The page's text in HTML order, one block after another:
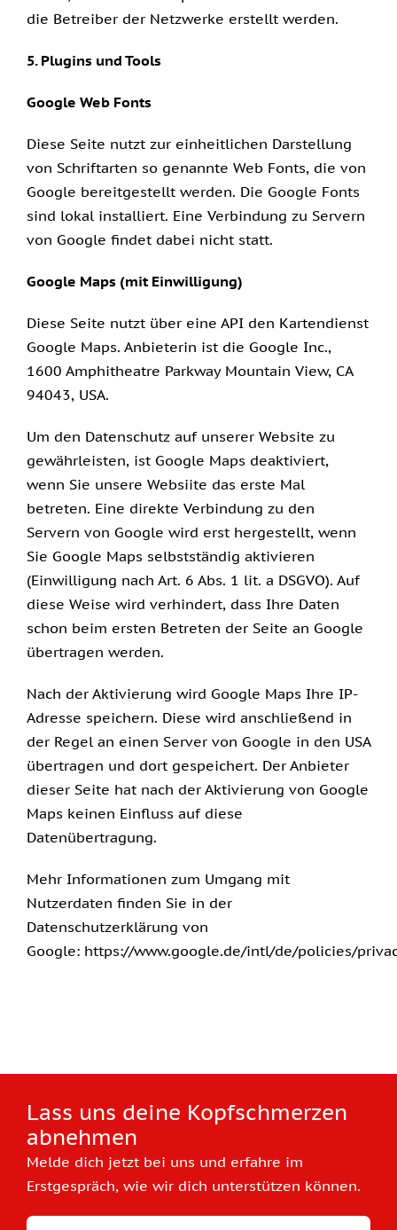
die Betreiber der Netzwerke erstellt werden.
5. Plugins und Tools
Google Web Fonts
Diese Seite nutzt zur einheitlichen Darstellung
von Schriftarten so genannte Web Fonts, die von
Google bereitgestellt werden. Die Google Fonts
sind lokal installiert. Eine Verbindung zu Servern
von Google findet dabei nicht statt.
Google Maps (mit Einwilligung)
Diese Seite nutzt über eine API den Kartendienst
Google Maps. Anbieterin ist die Google Inc.,
1600 Amphitheatre Parkway Mountain View, CA
94043, USA.
Um den Datenschutz auf unserer Website zu
gewährleisten, ist Google Maps deaktiviert,
wenn Sie unsere Websiite das erste Mal
betreten. Eine direkte Verbindung zu den
Servern von Google wird erst hergestellt, wenn
Sie Google Maps selbstständig aktivieren
(Einwilligung nach Art. 6 Abs. 1 lit. a DSGVO). Auf
diese Weise wird verhindert, dass Ihre Daten
schon beim ersten Betreten der Seite an Google
übertragen werden.
Nach der Aktivierung wird Google Maps Ihre IP-
Adresse speichern. Diese wird anschließend in
der Regel an einen Server von Google in den USA
übertragen und dort gespeichert. Der Anbieter
dieser Seite hat nach der Aktivierung von Google
Maps keinen Einfluss auf diese
Datenübertragung.
Mehr Informationen zum Umgang mit
Nutzerdaten finden Sie in der
Datenschutzerklärung von
Google: https://www.google.de/intl/de/policies/
Lass uns deine Kopfschmerzen
abnehmen
Melde dich jetzt bei uns und erfahre im
Erstgespräch, wie wir dich unterstützen können.